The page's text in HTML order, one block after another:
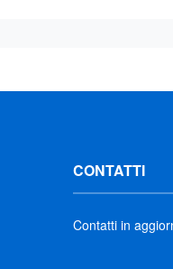
CONTATTI
Contatti in